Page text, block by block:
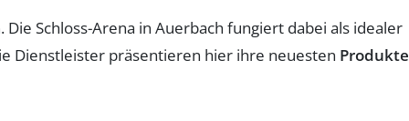
Schloss-Arena in Auerbach fungiert dabei als idealer
Dienstleister präsentieren hier ihre neuesten Produkte